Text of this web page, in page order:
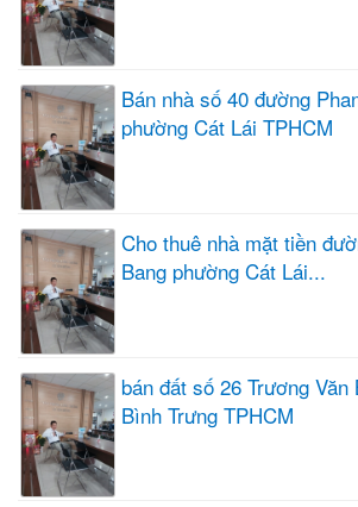
Bán nhà số 40 đường
phường Cát Lái TPHCM
Cho thuê nhà mặt tiền
Bang phường Cát Lái...
bán đất số 26 Trương Văn
Bình Trưng TPHCM